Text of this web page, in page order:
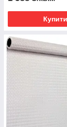
Купити